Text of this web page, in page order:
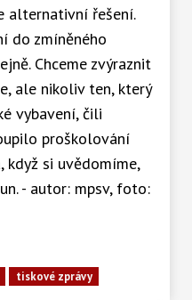
alternativní řešení.
do zmíněného
Chceme zvýraznit
ale nikoliv ten, který
vybavení, čili
proškolování
když si uvědomíme,
- autor: mpsv, foto:
tiskové zprávy